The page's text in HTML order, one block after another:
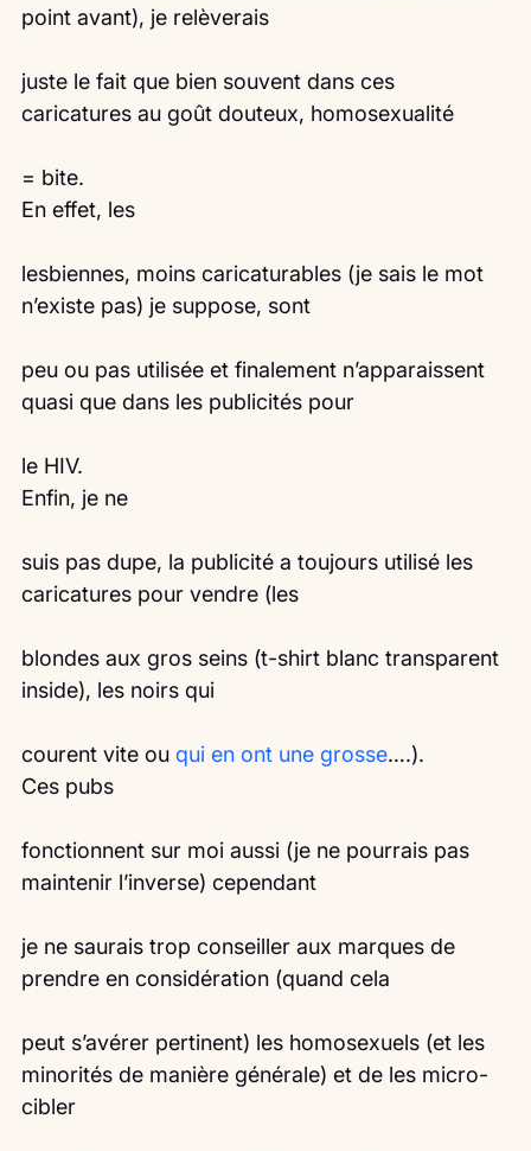
point avant), je relèverais
juste le fait que bien souvent dans ces
caricatures au goût douteux, homosexualité
= bite.
En effet, les
lesbiennes, moins caricaturables (je sais le mot
n’existe pas) je suppose, sont
peu ou pas utilisée et finalement n’apparaissent
quasi que dans les publicités pour
le HIV.
Enfin, je ne
suis pas dupe, la publicité a toujours utilisé les
caricatures pour vendre (les
blondes aux gros seins (t-shirt blanc transparent
inside), les noirs qui
courent vite ou qui en ont une grosse….).
Ces pubs
fonctionnent sur moi aussi (je ne pourrais pas
maintenir l’inverse) cependant
je ne saurais trop conseiller aux marques de
prendre en considération (quand cela
peut s’avérer pertinent) les homosexuels (et les
minorités de manière générale) et de les micro-
cibler